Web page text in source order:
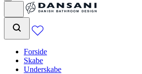
Forside
Skabe
Underskabe